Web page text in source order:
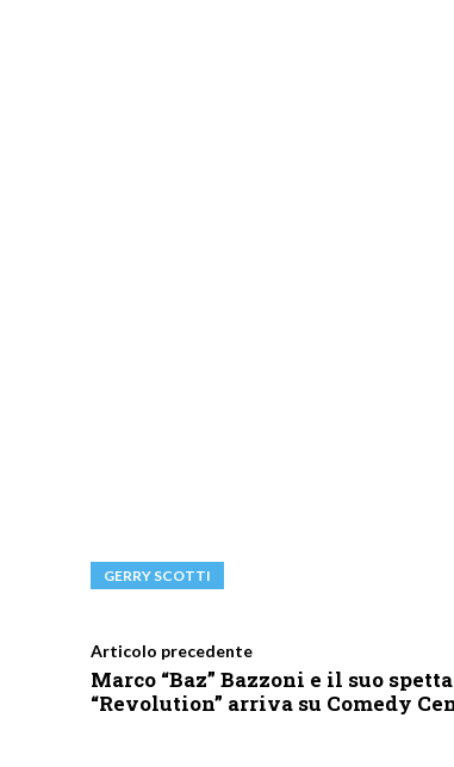
GERRY SCOTTI
Articolo precedente
Marco “Baz” Bazzoni e il suo
“Revolution” arriva su Comedy